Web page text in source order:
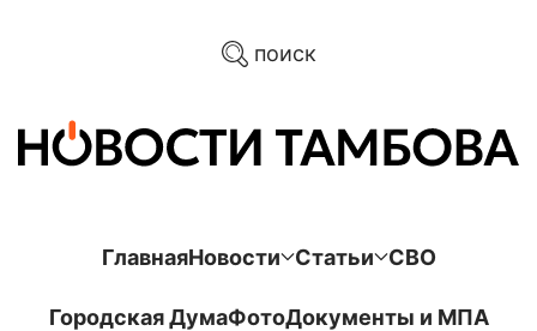
поиск
ГлавнаяНовости Статьи СВО
Городская ДумаФотоДокументы и МПА